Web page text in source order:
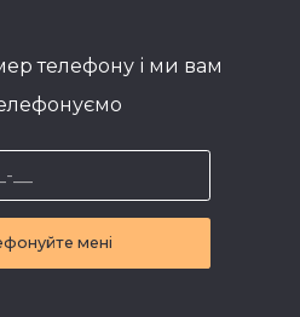
телефону і ми вам
мені